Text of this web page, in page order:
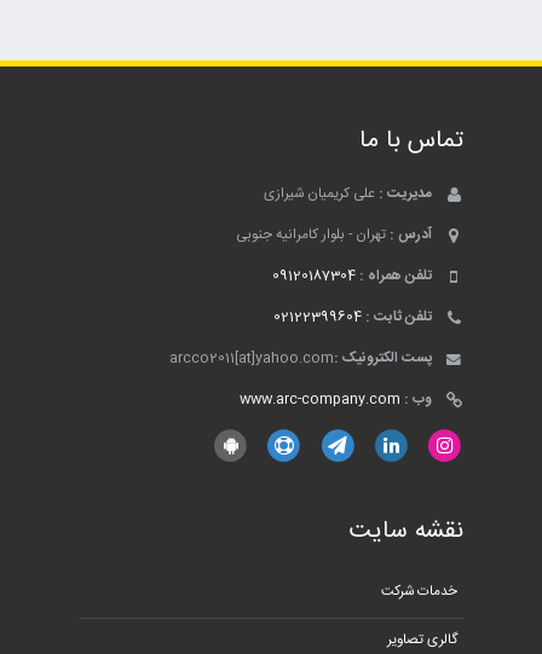
تماس با ما
مدیریت : علی کریمیان شیرازی
آدرس : تهران - بلوار کامرانیه جنوبی
تلفن همراه : 09120187304
تلفن ثابت : 02122399604
پست الکترونیک :arcco2011[at]yahoo.com
وب : www.arc-company.com
نقشه سایت
خدمات شرکت
گالری تصاویر